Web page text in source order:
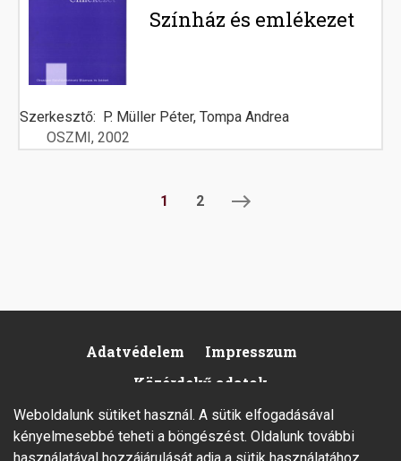
Színház és emlékezet
Szerkesztő
P. Müller Péter, Tompa Andrea
OSZMI 2002
Jelenlegi
1 Oldal
2
Footer
Adatvédelem
Impresszum
Közérdekű adatok
Weboldalunk sütiket használ. A sütik elfogadásával
kényelmesebbé teheti a böngészést. Oldalunk további